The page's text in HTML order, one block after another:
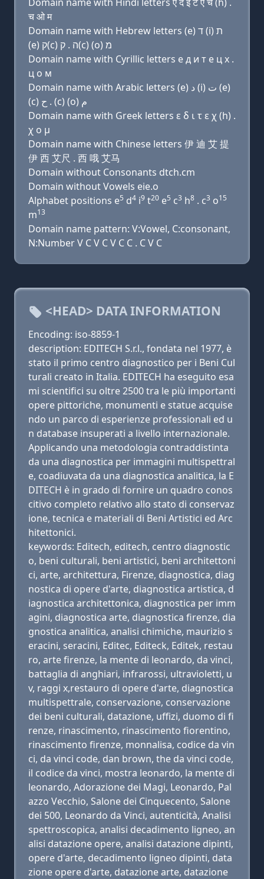
च ओ म
Domain name with Hebrew letters (e) ד (i) ת
(e) ק(c) ה . ק(c) (ο) מ
Domain name with Cyrillic letters e д и т e ц х .
ц о м
Domain name with Arabic letters (e) ﺩ (i) ﺕ (e)
(c) ﺡ . (c) (o) ﻡ
Domain name with Greek letters ε δ ι τ ε χ (h) .
χ ο μ
Domain name with Chinese letters 伊 迪 艾 提
伊 西 艾尺 . 西 哦 艾马
Domain without Consonants dtch.cm
Domain without Vowels eie.o
Alphabet positions e5 d4 i9 t20 e5 c3 h8 . c3 o15
m13
Domain name pattern: V:Vowel, C:consonant,
N:Number V C V C V C C . C V C
<HEAD> DATA INFORMATION
Encoding: iso-8859-1
description: EDITECH S.r.l., fondata nel 1977, è
stato il primo centro diagnostico per i Beni Cul
turali creato in Italia. EDITECH ha eseguito esa
mi scientifici su oltre 2500 tra le più importanti
opere pittoriche, monumenti e statue acquise
ndo un parco di esperienze professionali ed u
n database insuperati a livello internazionale.
Applicando una metodologia contraddistinta
da una diagnostica per immagini multispettral
e, coadiuvata da una diagnostica analitica, la E
DITECH è in grado di fornire un quadro conos
citivo completo relativo allo stato di conservaz
ione, tecnica e materiali di Beni Artistici ed Arc
hitettonici.
keywords: Editech, editech, centro diagnostic
o, beni culturali, beni artistici, beni architettoni
ci, arte, architettura, Firenze, diagnostica, diag
nostica di opere d'arte, diagnostica artistica, d
iagnostica architettonica, diagnostica per imm
agini, diagnostica arte, diagnostica firenze, dia
gnostica analitica, analisi chimiche, maurizio s
eracini, seracini, Editec, Editeck, Editek, restau
ro, arte firenze, la mente di leonardo, da vinci,
battaglia di anghiari, infrarossi, ultravioletti, u
v, raggi x,restauro di opere d'arte, diagnostica
multispettrale, conservazione, conservazione
dei beni culturali, datazione, uffizi, duomo di fi
renze, rinascimento, rinascimento fiorentino,
rinascimento firenze, monnalisa, codice da vin
ci, da vinci code, dan brown, the da vinci code,
il codice da vinci, mostra leonardo, la mente di
leonardo, Adorazione dei Magi, Leonardo, Pal
azzo Vecchio, Salone dei Cinquecento, Salone
dei 500, Leonardo da Vinci, autenticità, Analisi
spettroscopica, analisi decadimento ligneo, an
alisi datazione opere, analisi datazione dipinti,
opere d'arte, decadimento ligneo dipinti, data
zione opere d'arte, datazione arte, datazione